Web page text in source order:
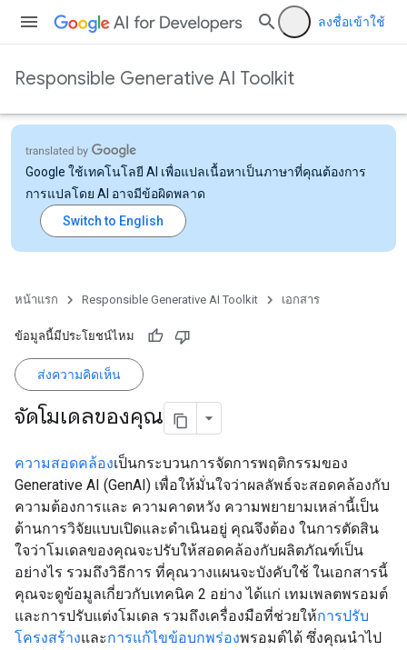
ลงชื่อเข้าใช้
Responsible Generative AI Toolkit
Google ใช้เทคโนโลยี AI เพื่อแปลเนื้อหาเป็นภาษาที่คุณต้องการ
การแปลโดย AI อาจมีข้อผิดพลาด
หน้าแรก Responsible Generative AI Toolkit เอกสาร
ข้อมูลนี้มีประโยชน์ไหม
ส่งความคิดเห็น
จัดโมเดลของคุณ
ความสอดคล้องเป็นกระบวนการจัดการพฤติกรรมของ
Generative AI (GenAI) เพื่อให้มั่นใจว่าผลลัพธ์จะสอดคล้องกับ
ความต้องการและ ความคาดหวัง ความพยายามเหล่านี้เป็น
ด้านการวิจัยแบบเปิดและดำเนินอยู่ คุณจึงต้อง ในการตัดสิน
ใจว่าโมเดลของคุณจะปรับให้สอดคล้องกับผลิตภัณฑ์เป็น
อย่างไร รวมถึงวิธีการ ที่คุณวางแผนจะบังคับใช้ ในเอกสารนี้
คุณจะดูข้อมูลเกี่ยวกับเทคนิค 2 อย่าง ได้แก่ เทมเพลตพรอมต์
และการปรับแต่งโมเดล รวมถึงเครื่องมือที่ช่วยให้การปรับ
โครงสร้างและการแก้ไขข้อบกพร่องพรอมต์ได้ ซึ่งคุณนำไป